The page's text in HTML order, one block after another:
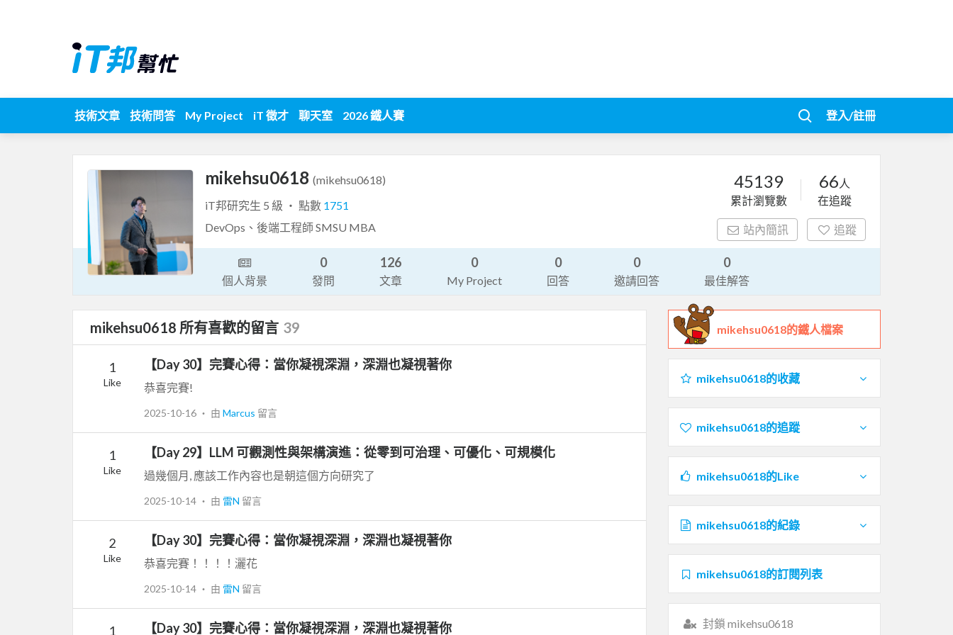
技術文章 技術問答 My Project iT 徵才 聊天室 2026 鐵人賽 登入/註冊
mikehsu0618 (mikehsu0618)
iT邦研究生 5 級 ‧ 點數 1751
DevOps、後端工程師 SMSU MBA
45139
累計瀏覽數
66 人
在追蹤
站內簡訊 追蹤
個人背景
0
發問
126
文章
0
My Project
0
回答
0
邀請回答
0
最佳解答
mikehsu0618 所有喜歡的留言 39
1
Like
【Day 30】完賽心得：當你凝視深淵，深淵也凝視著你
恭喜完賽!
2025-10-16 ‧ 由 Marcus 留言
1
Like
【Day 29】LLM 可觀測性與架構演進：從零到可治理、可優化、可規模化
過幾個月, 應該工作內容也是朝這個方向研究了
2025-10-14 ‧ 由 雷N 留言
2
Like
【Day 30】完賽心得：當你凝視深淵，深淵也凝視著你
恭喜完賽！！！！灑花
2025-10-14 ‧ 由 雷N 留言
1 【Day 30】完賽心得：當你凝視深淵，深淵也凝視著你
mikehsu0618的鐵人檔案
mikehsu0618的收藏
mikehsu0618的追蹤
mikehsu0618的Like
mikehsu0618的紀錄
mikehsu0618的訂閱列表
封鎖 mikehsu0618